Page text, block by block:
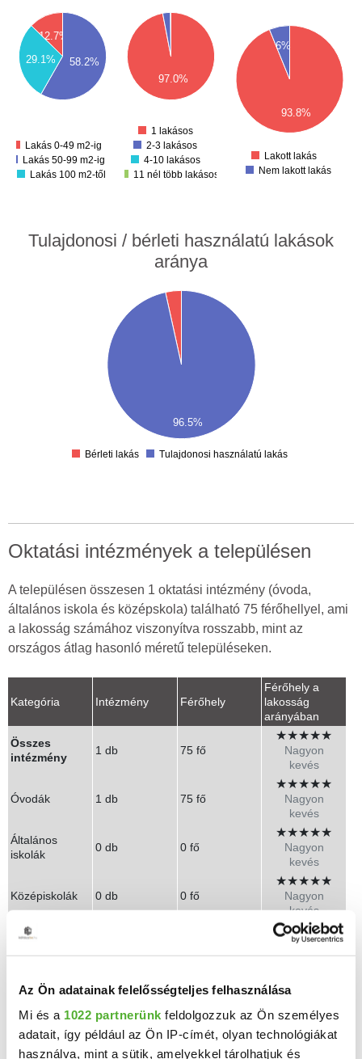
Az Ön adatainak felelősségteljes felhasználása
Mi és a 1022 partnerünk feldolgozzuk az Ön személyes
adatait, így például az Ön IP-címét, olyan technológiákat
használva, mint a sütik, amelyekkel tárolhatjuk és
12.7%
58.2%
29.1%
Lakás 0-49 m2-ig
Lakás 50-99 m2-ig
Lakás 100 m2-től
97.0%
300
400
1 lakásos
2-3 lakásos
4-10 lakásos
11 nél több lakásos
93.8%
6%
400
500
Lakott lakás
Nem lakott lakás
Tulajdonosi / bérleti használatú lakások
aránya
96.5%
Bérleti lakás Tulajdonosi használatú lakás
Oktatási intézmények a településen
A településen összesen 1 oktatási intézmény (óvoda,
általános iskola és középskola) található 75 férőhellyel, ami
a lakosság számához viszonyítva rosszabb, mint az
országos átlag hasonló méretű településeken.
Kategória Intézmény Férőhely
Férőhely a
lakosság
arányában
Összes
intézmény
1 db 75 fő
★
★
★
★
★
Nagyon
kevés
Óvodák 1 db 75 fő
★
★
★
★
★
Nagyon
kevés
Általános
iskolák
0 db 0 fő
★
★
★
★
★
Nagyon
kevés
Középiskolák 0 db 0 fő
★
★
★
★
★
Nagyon
kevés
Óvodák listája